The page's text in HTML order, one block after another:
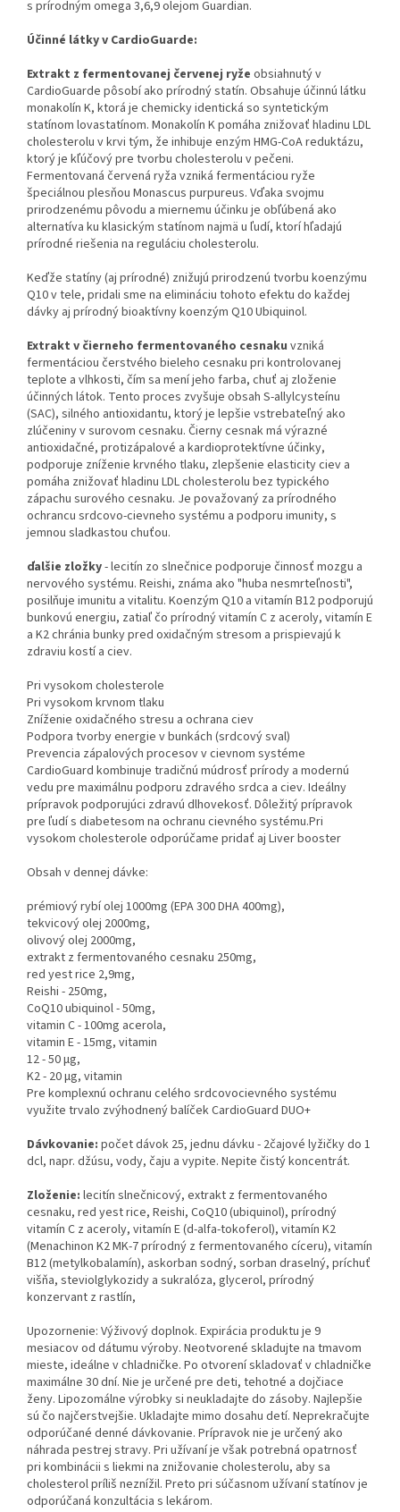
s prírodným omega 3,6,9 olejom Guardian.
Účinné látky v CardioGuarde:
Extrakt z fermentovanej červenej ryže obsiahnutý v
CardioGuarde pôsobí ako prírodný statín. Obsahuje účinnú látku
monakolín K, ktorá je chemicky identická so syntetickým
statínom lovastatínom. Monakolín K pomáha znižovať hladinu LDL
cholesterolu v krvi tým, že inhibuje enzým HMG-CoA reduktázu,
ktorý je kľúčový pre tvorbu cholesterolu v pečeni.
Fermentovaná červená ryža vzniká fermentáciou ryže
špeciálnou plesňou Monascus purpureus. Vďaka svojmu
prirodzenému pôvodu a miernemu účinku je obľúbená ako
alternatíva ku klasickým statínom najmä u ľudí, ktorí hľadajú
prírodné riešenia na reguláciu cholesterolu.
Keďže statíny (aj prírodné) znižujú prirodzenú tvorbu koenzýmu
Q10 v tele, pridali sme na elimináciu tohoto efektu do každej
dávky aj prírodný bioaktívny koenzým Q10 Ubiquinol.
Extrakt v čierneho fermentovaného cesnaku vzniká
fermentáciou čerstvého bieleho cesnaku pri kontrolovanej
teplote a vlhkosti, čím sa mení jeho farba, chuť aj zloženie
účinných látok. Tento proces zvyšuje obsah S-allylcysteínu
(SAC), silného antioxidantu, ktorý je lepšie vstrebateľný ako
zlúčeniny v surovom cesnaku. Čierny cesnak má výrazné
antioxidačné, protizápalové a kardioprotektívne účinky,
podporuje zníženie krvného tlaku, zlepšenie elasticity ciev a
pomáha znižovať hladinu LDL cholesterolu bez typického
zápachu surového cesnaku. Je považovaný za prírodného
ochrancu srdcovo-cievneho systému a podporu imunity, s
jemnou sladkastou chuťou.
ďalšie zložky- lecitín zo slnečnice podporuje činnosť mozgu a
nervového systému. Reishi, známa ako "huba nesmrteľnosti",
posilňuje imunitu a vitalitu. Koenzým Q10 a vitamín B12 podporujú
bunkovú energiu, zatiaľ čo prírodný vitamín C z aceroly, vitamín E
a K2 chránia bunky pred oxidačným stresom a prispievajú k
zdraviu kostí a ciev.
Pri vysokom cholesterole
Pri vysokom krvnom tlaku
Zníženie oxidačného stresu a ochrana ciev
Podpora tvorby energie v bunkách (srdcový sval)
Prevencia zápalových procesov v cievnom systéme
CardioGuard kombinuje tradičnú múdrosť prírody a modernú
vedu pre maximálnu podporu zdravého srdca a ciev. Ideálny
prípravok podporujúci zdravú dlhovekosť. Dôležitý prípravok
pre ľudí s diabetesom na ochranu cievného systému.Pri
vysokom cholesterole odporúčame pridať aj Liver booster
Obsah v dennej dávke:
prémiový rybí olej 1000mg (EPA 300 DHA 400mg),
tekvicový olej 2000mg,
olivový olej 2000mg,
extrakt z fermentovaného cesnaku 250mg,
red yest rice 2,9mg,
Reishi - 250mg,
CoQ10 ubiquinol - 50mg,
vitamin C - 100mg acerola,
vitamin E - 15mg, vitamin
12 - 50 μg,
K2 - 20 μg, vitamin
Pre komplexnú ochranu celého srdcovocievného systému
využite trvalo zvýhodnený balíček CardioGuard DUO+
Dávkovanie: počet dávok 25, jednu dávku - 2čajové lyžičky do 1
dcl, napr. džúsu, vody, čaju a vypite. Nepite čistý koncentrát.
Zloženie: lecitín slnečnicový, extrakt z fermentovaného
cesnaku, red yest rice, Reishi, CoQ10 (ubiquinol), prírodný
vitamín C z aceroly, vitamín E (d-alfa-tokoferol), vitamín K2
(Menachinon K2 MK-7 prírodný z fermentovaného cíceru), vitamín
B12 (metylkobalamín), askorban sodný, sorban draselný, príchuť
višňa, steviolglykozidy a sukralóza, glycerol, prírodný
konzervant z rastlín,
Upozornenie: Výživový doplnok. Expirácia produktu je 9
mesiacov od dátumu výroby. Neotvorené skladujte na tmavom
mieste, ideálne v chladničke. Po otvorení skladovať v chladničke
maximálne 30 dní. Nie je určené pre deti, tehotné a dojčiace
ženy. Lipozomálne výrobky si neukladajte do zásoby. Najlepšie
sú čo najčerstvejšie. Ukladajte mimo dosahu detí. Neprekračujte
odporúčané denné dávkovanie. Prípravok nie je určený ako
náhrada pestrej stravy. Pri užívaní je však potrebná opatrnosť
pri kombinácii s liekmi na znižovanie cholesterolu, aby sa
cholesterol príliš neznížil. Preto pri súčasnom užívaní statínov je
odporúčaná konzultácia s lekárom.